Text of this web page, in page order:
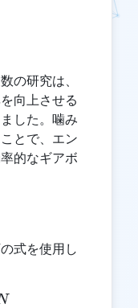
の研究は、
向上させる
した。噛み
とで、エン
的なギアボ
式を使用し
R \times N